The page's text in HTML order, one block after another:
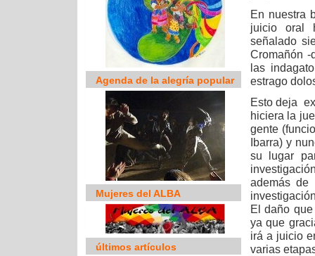
Agenda de la alegría popular
Mujeres del ALBA
últimos artículos
En nuestra
juicio oral
señalado
Cromañón
las
estrago
Esto deja
hiciera la
gente
Ibarra) y
su lugar
además
El daño
ya que
irá a juicio
varias